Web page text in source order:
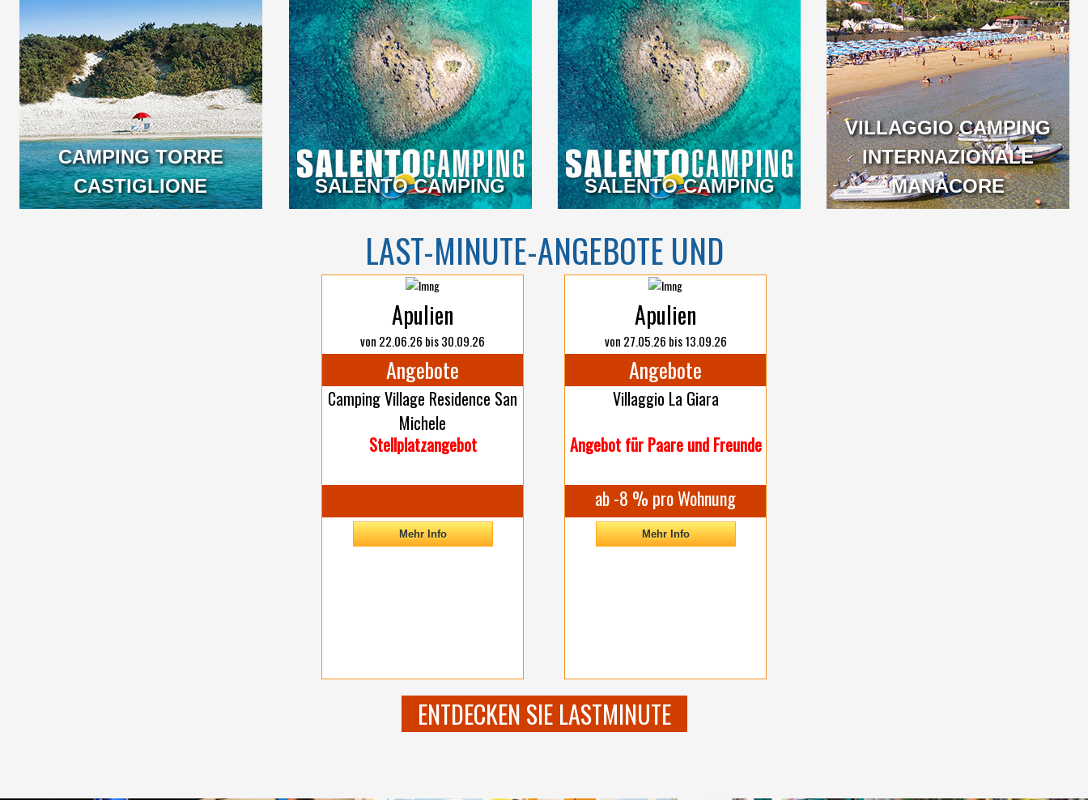
CAMPING TORRE
CASTIGLIONE
SALENTO, APULIEN,
OHNE AUF KOMFORT
VERZICHTEN ZU
MÜSSEN.
SALENTO CAMPING
SALENTO, APULIEN,
OHNE AUF KOMFORT
VERZICHTEN ZU
MÜSSEN.
SALENTO CAMPING
UNVERGESSLICHER
URLAUB
VILLAGGIO CAMPING
INTERNAZIONALE
MANACORE
APULIEN
LAST-MINUTE-ANGEBOTE UND
Apulien
von 22.06.26 bis 30.09.26
Angebote
Camping Village Residence San
Michele
Stellplatzangebot
Mehr Info
Apulien
von 27.05.26 bis 13.09.26
Angebote
Villaggio La Giara
Angebot für Paare und Freunde
ab -8 % pro Wohnung
Mehr Info
ENTDECKEN SIE LASTMINUTE